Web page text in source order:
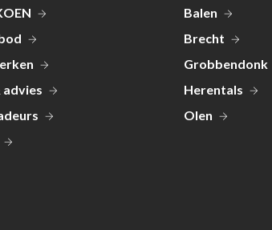
advies
Balen
Brecht
Grobbendonk
Herentals
Olen